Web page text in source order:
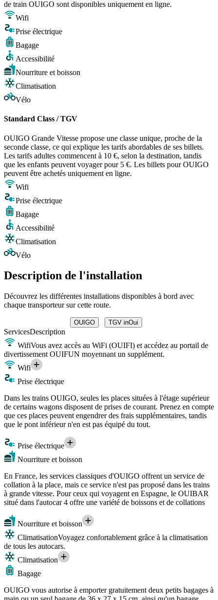
de train OUIGO sont disponibles uniquement en ligne.
Wifi
Prise électrique
Bagage
Accessibilité
Nourriture et boisson
Climatisation
Vélo
Standard Class / TGV
OUIGO Grande Vitesse propose une classe unique, proche de la
seconde classe, ce qui explique les tarifs abordables de ses billets.
Les tarifs adultes commencent à 10 €, selon la destination, tandis
que les enfants peuvent voyager pour 5 €. Les billets pour OUIGO
peuvent être achetés uniquement en ligne.
Wifi
Prise électrique
Bagage
Accessibilité
Climatisation
Vélo
Description de l'installation
Découvrez les différentes installations disponibles à bord avec
chaque transporteur sur cette route.
OUIGO TGV inOui
ServicesDescription
WifiVous avez accès au WiFi (OUIFI) et accédez au portail de
divertissement OUIFUN moyennant un supplément.
Wifi
Prise électrique
Dans les trains OUIGO, seules les places situées à l'étage supérieur
de certains wagons disposent de prises de courant. Prenez en compte
que ces places peuvent engendrer des frais supplémentaires, tandis
que le pont inférieur n'en est pas équipé du tout.
Prise électrique
Nourriture et boisson
En France, les services classiques d'OUIGO offrent un service de
collation à la place, mais ce service n'est pas proposé dans les trains
à grande vitesse. Pour ceux qui voyagent en Espagne, le OUIBAR
situé dans l'autocar 4 offre une variété de boissons et de collations
Nourriture et boisson
ClimatisationVoyagez confortablement grâce à la climatisation
de tous les autocars.
Climatisation
Bagage
OUIGO vous autorise à emporter gratuitement deux petits bagages à